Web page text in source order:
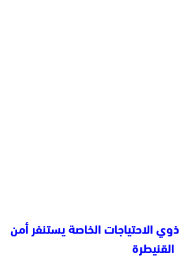
الاحتياجات الخاصة يستنفر أمن
القنيطرة